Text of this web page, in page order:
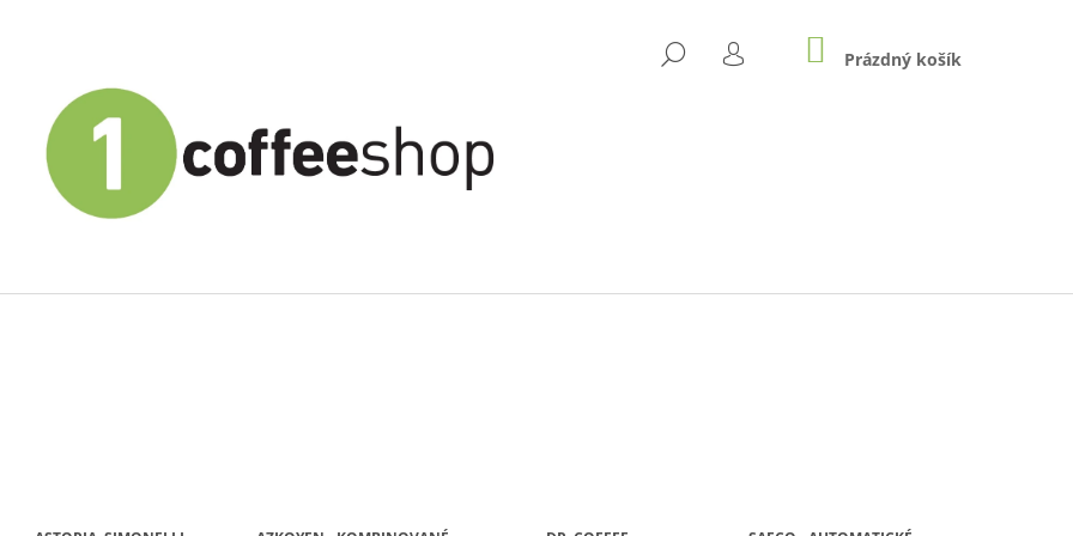
HLEDAT
PŘIHLÁŠENÍ
NÁKUPNÍ
KOŠÍK
Prázdný košík
CO POTŘEBUJETE NAJÍT?